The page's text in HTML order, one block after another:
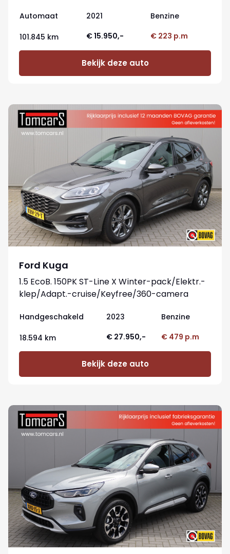
Automaat 2021 Benzine
101.845 km € 15.950,- € 223 p.m
Bekijk deze auto
Ford Kuga
1.5 EcoB. 150PK ST-Line X Winter-pack/Elektr.-
klep/Adapt.-cruise/Keyfree/360-camera
Handgeschakeld 2023 Benzine
18.594 km € 27.950,- € 479 p.m
Bekijk deze auto